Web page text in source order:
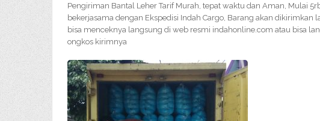
Pengiriman Bantal Leher Tarif Murah, tepat waktu dan Aman, Mulai
bekerjasama dengan Ekspedisi Indah Cargo, Barang akan dikirimkan
bisa menceknya langsung di web resmi indahonline.com atau bisa
ongkos kirimnya